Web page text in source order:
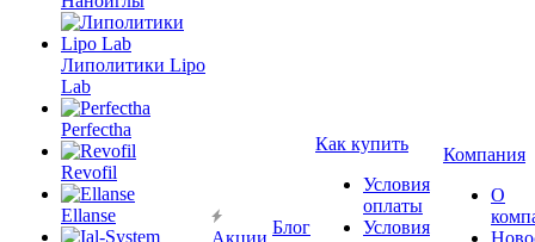
Липолитики Lipo
Lab
Perfectha
Revofil
Ellanse
Акции
Блог
Как купить
Условия
оплаты
Условия
Компания
О